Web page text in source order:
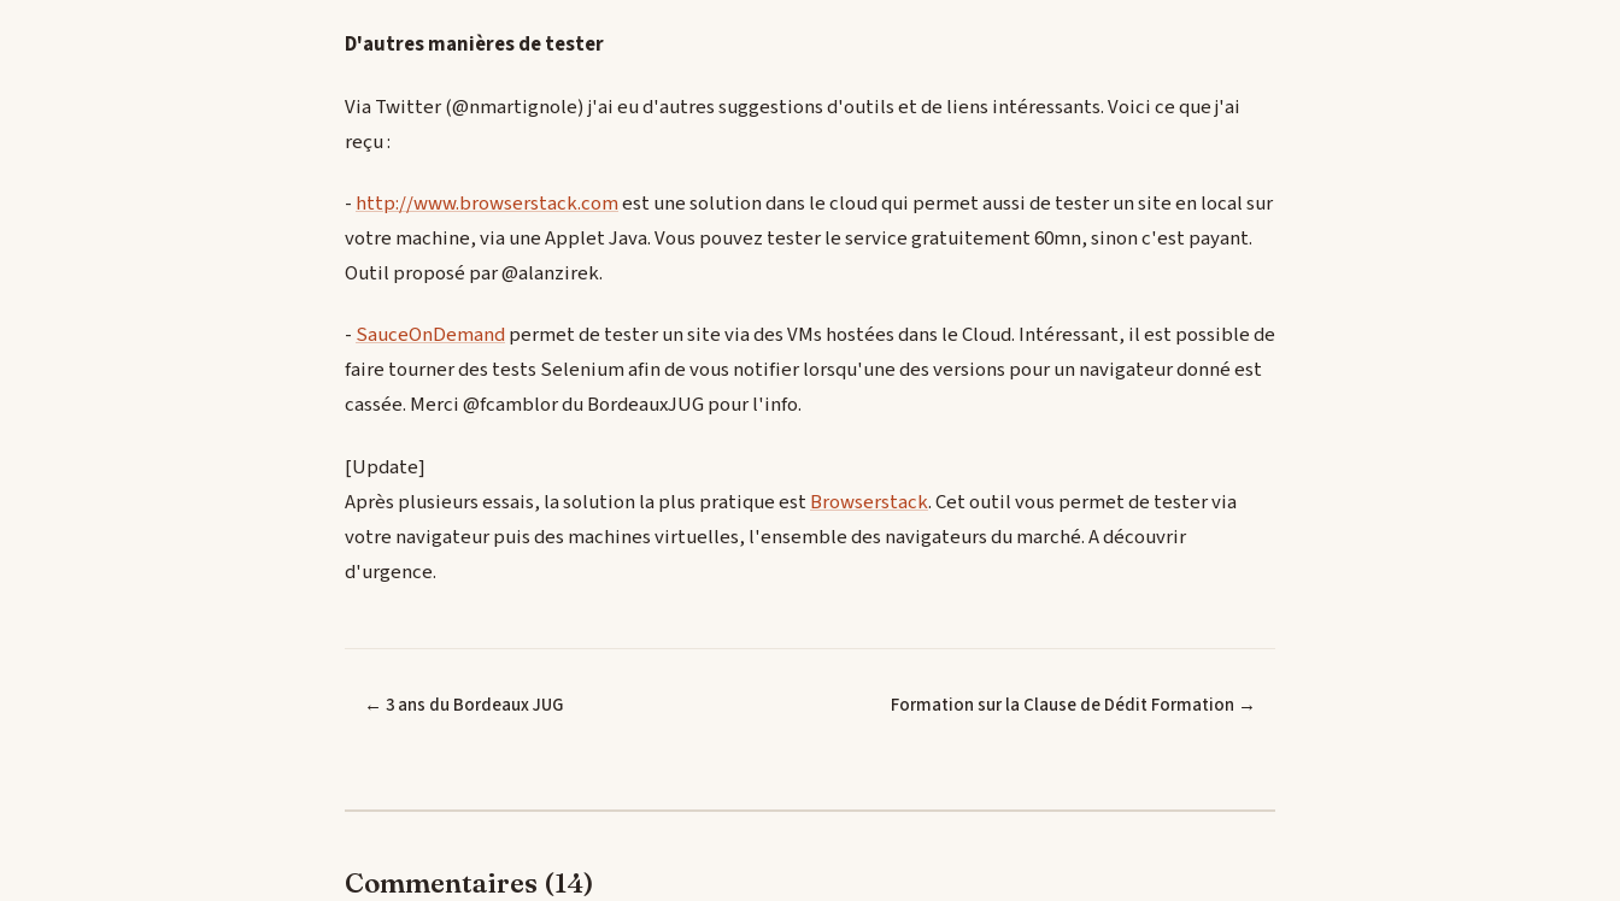
D'autres manières de tester
Via Twitter (@nmartignole) j'ai eu d'autres suggestions d'outils et de liens intéressants. Voici ce que j'ai
reçu :
-http://www.browserstack.comest une solution dans le cloud qui permet aussi de tester un site en local sur
votre machine, via une Applet Java. Vous pouvez tester le service gratuitement 60mn, sinon c'est payant.
Outil proposé par @alanzirek.
-SauceOnDemandpermet de tester un site via des VMs hostées dans le Cloud. Intéressant, il est possible de
faire tourner des tests Selenium afin de vous notifier lorsqu'une des versions pour un navigateur donné est
cassée. Merci @fcamblor du BordeauxJUG pour l'info.
[Update]
Après plusieurs essais, la solution la plus pratique estBrowserstack. Cet outil vous permet de tester via
votre navigateur puis des machines virtuelles, l'ensemble des navigateurs du marché. A découvrir
d'urgence.
← 3 ans du Bordeaux JUG Formation sur la Clause de Dédit Formation →
Commentaires (14)